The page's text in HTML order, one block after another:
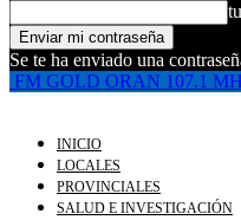
Se te ha enviado una
FM GOLD ORAN 107.1
INICIO
LOCALES
PROVINCIALES
SALUD E INVESTIGACIÓN